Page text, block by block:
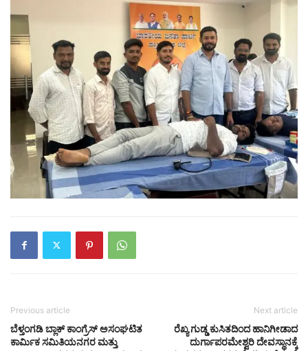
Previous article
ಬೆಳ್ತಂಗಡಿ ಬ್ಲಾಕ್ ಕಾಂಗ್ರೆಸ್ ಅಸಂಘಟಿತ
ಕಾರ್ಮಿಕ ಸಮಿತಿಯನಗರ ಮತ್ತು
Next article
ರೆಖ್ಯ ಗುಡ್ಡ ಕುಸಿತದಿಂದ ಹಾನಿಗೀಡಾದ
ದುರ್ಗಾಪರಮೇಶ್ವರಿ ದೇವಸ್ಥಾನಕ್ಕೆ